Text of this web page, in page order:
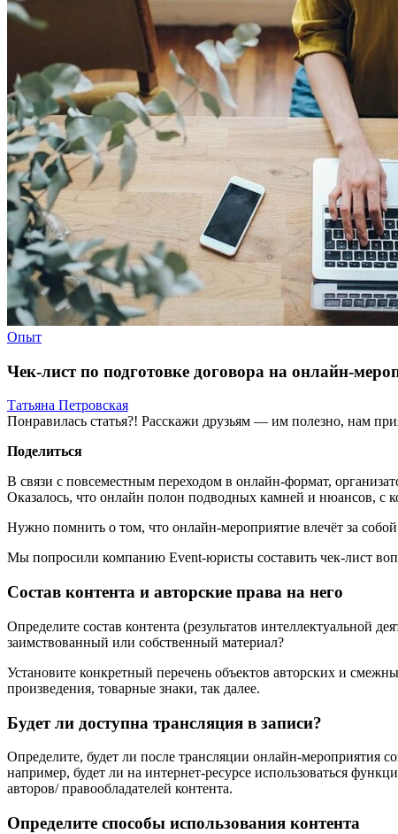
Опыт
Чек-лист по подготовке договора на онлайн-
Татьяна Петровская
Понравилась статья?! Расскажи друзьям — им полезно, нам
Поделиться
В связи с повсеместным переходом в онлайн-формат,
Оказалось, что онлайн полон подводных камней и нюансов, с
Нужно помнить о том, что онлайн-мероприятие влечёт за
Мы попросили компанию Event-юристы составить чек-лист
Состав контента и авторские права на него
Определите состав контента (результатов интеллектуальной
заимствованный или собственный материал?
Установите конкретный перечень объектов авторских и
произведения, товарные знаки, так далее.
Будет ли доступна трансляция в записи?
Определите, будет ли после трансляции онлайн-мероприятия
например, будет ли на интернет-ресурсе использоваться
авторов/ правообладателей контента.
Определите способы использования контента